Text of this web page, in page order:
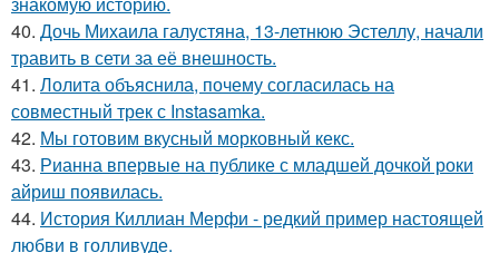
40. Дочь Михаила галустяна, 13-летнюю Эстеллу, начали
травить в сети за её внешность.
41. Лолита объяснила, почему согласилась на
совместный трек с Instasamka.
42. Мы готовим вкусный морковный кекс.
43. Рианна впервые на публике с младшей дочкой роки
айриш появилась.
44. История Киллиан Мерфи - редкий пример настоящей
любви в голливуде.